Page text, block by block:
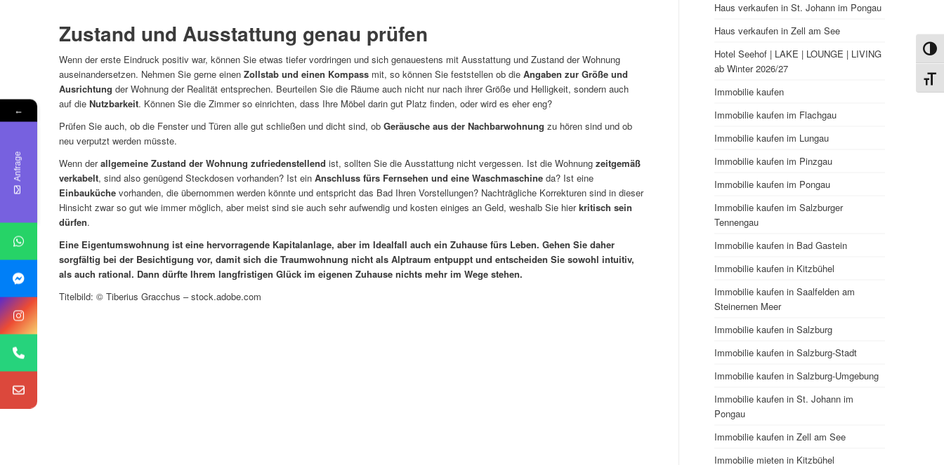
Zustand und Ausstattung genau prüfen
Wenn der erste Eindruck positiv war, können Sie etwas tiefer vordringen und sich genauestens mit Ausstattung und Zustand der Wohnung
auseinandersetzen. Nehmen Sie gerne einen Zollstab und einen Kompassmit, so können Sie feststellen ob die Angaben zur Größe und
Ausrichtung der Wohnung der Realität entsprechen. Beurteilen Sie die Räume auch nicht nur nach ihrer Größe und Helligkeit, sondern auch
auf die Nutzbarkeit. Können Sie die Zimmer so einrichten, dass Ihre Möbel darin gut Platz finden, oder wird es eher eng?
Prüfen Sie auch, ob die Fenster und Türen alle gut schließen und dicht sind, ob Geräusche aus der Nachbarwohnung zu hören sind und ob
neu verputzt werden müsste.
Wenn derallgemeine Zustand der Wohnung zufriedenstellend ist, sollten Sie die Ausstattung nicht vergessen. Ist die Wohnung zeitgemäß
verkabelt, sind also genügend Steckdosen vorhanden? Ist ein Anschluss fürs Fernsehen und eine Waschmaschineda? Ist eine
Einbauküchevorhanden, die übernommen werden könnte und entspricht das Bad Ihren Vorstellungen? Nachträgliche Korrekturen sind in dieser
Hinsicht zwar so gut wie immer möglich, aber meist sind sie auch sehr aufwendig und kosten einiges an Geld, weshalb Sie hierkritisch sein
dürfen.
Eine Eigentumswohnung ist eine hervorragende Kapitalanlage, aber im Idealfall auch ein Zuhause fürs Leben. Gehen Sie daher
sorgfältig bei der Besichtigung vor, damit sich die Traumwohnung nicht als Alptraum entpuppt und entscheiden Sie sowohl intuitiv,
als auch rational. Dann dürfte Ihrem langfristigen Glück im eigenen Zuhause nichts mehr im Wege stehen.
Titelbild: © Tiberius Gracchus – stock.adobe.com
Haus verkaufen in St. Johann im Pongau
Haus verkaufen in Zell am See
Hotel Seehof | LAKE | LOUNGE | LIVING
ab Winter 2026/27
Immobilie kaufen
Immobilie kaufen im Flachgau
Immobilie kaufen im Lungau
Immobilie kaufen im Pinzgau
Immobilie kaufen im Pongau
Immobilie kaufen im Salzburger
Tennengau
Immobilie kaufen in Bad Gastein
Immobilie kaufen in Kitzbühel
Immobilie kaufen in Saalfelden am
Steinernen Meer
Immobilie kaufen in Salzburg
Immobilie kaufen in Salzburg-Stadt
Immobilie kaufen in Salzburg-Umgebung
Immobilie kaufen in St. Johann im
Pongau
Immobilie kaufen in Zell am See
Immobilie mieten in Kitzbühel
←
Anfrage